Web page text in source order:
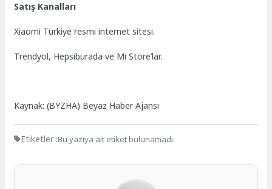
Satış Kanalları
Xiaomi Türkiye resmi internet sitesi.
Trendyol, Hepsiburada ve Mi Store’lar.
Kaynak: (BYZHA) Beyaz Haber Ajansı
Etiketler :Bu yazıya ait etiket bulunamadı.